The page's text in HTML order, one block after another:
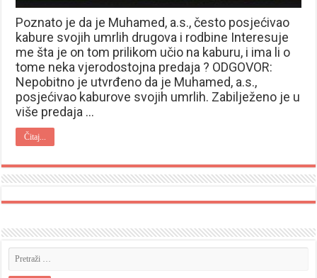
Poznato je da je Muhamed, a.s., često posjećivao
kabure svojih umrlih drugova i rodbine Interesuje
me šta je on tom prilikom učio na kaburu, i ima li o
tome neka vjerodostojna predaja ? ODGOVOR:
Nepobitno je utvrđeno da je Muhamed, a.s.,
posjećivao kaburove svojih umrlih. Zabilježeno je u
više predaja …
Čitaj...